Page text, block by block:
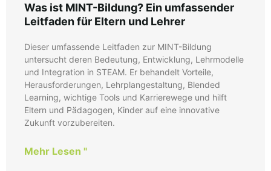
Was ist MINT-Bildung? Ein umfassender
Leitfaden für Eltern und Lehrer
Dieser umfassende Leitfaden zur MINT-Bildung
untersucht deren Bedeutung, Entwicklung, Lehrmodelle
und Integration in STEAM. Er behandelt Vorteile,
Herausforderungen, Lehrplangestaltung, Blended
Learning, wichtige Tools und Karrierewege und hilft
Eltern und Pädagogen, Kinder auf eine innovative
Zukunft vorzubereiten.
Mehr Lesen "